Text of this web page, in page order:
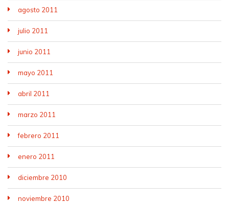
agosto 2011
julio 2011
junio 2011
mayo 2011
abril 2011
marzo 2011
febrero 2011
enero 2011
diciembre 2010
noviembre 2010